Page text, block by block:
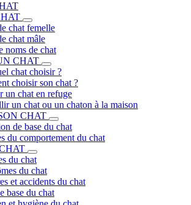
chat femelle
chat mâle
noms de chat
CHAT
chat choisir ?
choisir son chat ?
un chat en refuge
un chat ou un chaton à la maison
CHAT
de base du chat
du comportement du chat
du chat
du chat
et accidents du chat
base du chat